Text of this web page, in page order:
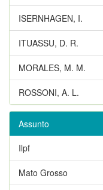
ISERNHAGEN, I.
ITUASSU, D. R.
MORALES, M. M.
ROSSONI, A. L.
Assunto
Ilpf
Mato Grosso